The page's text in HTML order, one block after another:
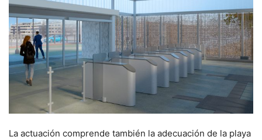
La actuación comprende también la adecuación de la playa